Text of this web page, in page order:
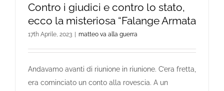
Contro i giudici e contro lo stato,
ecco la misteriosa “Falange Armata
17th Aprile, 2023 matteo va alla guerra
Andavamo avanti di riunione in riunione. C’era fretta,
era cominciato un conto alla rovescia. A un